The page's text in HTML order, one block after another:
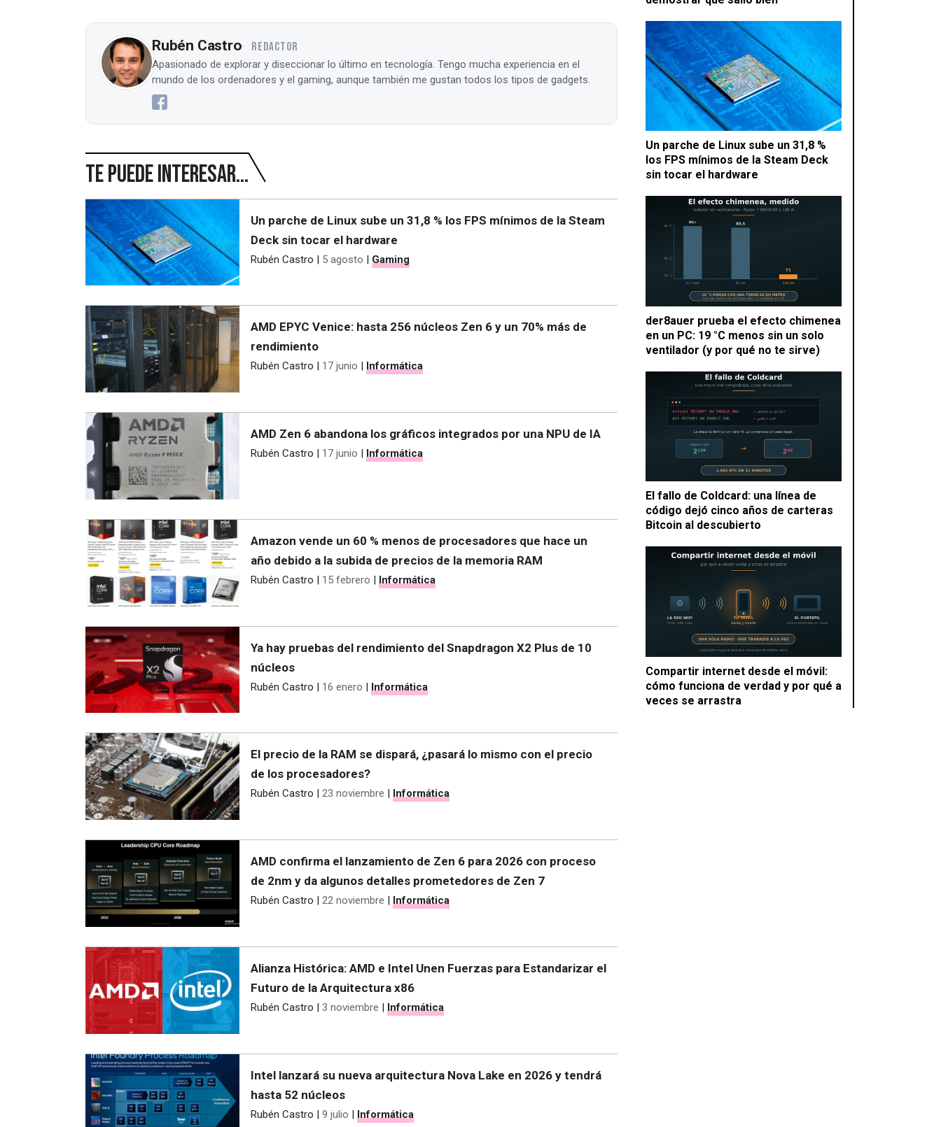
Un parche de Linux sube un 31,8 %
los FPS mínimos de la Steam Deck
sin tocar el hardware
der8auer prueba el efecto chimenea
en un PC: 19 °C menos sin un solo
ventilador (y por qué no te sirve)
El fallo de Coldcard: una línea de
código dejó cinco años de carteras
Bitcoin al descubierto
Compartir internet desde el móvil:
cómo funciona de verdad y por qué a
veces se arrastra
Rubén Castro REDACTOR
Apasionado de explorar y diseccionar lo último en tecnología. Tengo mucha experiencia en el
mundo de los ordenadores y el gaming, aunque también me gustan todos los tipos de gadgets.
Te puede interesar...
Un parche de Linux sube un 31,8 % los FPS mínimos de la Steam
Deck sin tocar el hardware
Rubén Castro | 5 agosto | Gaming
AMD EPYC Venice: hasta 256 núcleos Zen 6 y un 70% más de
rendimiento
Rubén Castro 17 junio Informática
AMD Zen 6 abandona los gráficos integrados por una NPU de IA
Rubén Castro | 17 junio | Informática
Amazon vende un 60 % menos de procesadores que hace un
año debido a la subida de precios de la memoria RAM
Rubén Castro | 15 febrero | Informática
Ya hay pruebas del rendimiento del Snapdragon X2 Plus de 10
núcleos
Rubén Castro | 16 enero | Informática
El precio de la RAM se dispará, ¿pasará lo mismo con el precio
de los procesadores?
Rubén Castro 23 noviembre Informática
AMD confirma el lanzamiento de Zen 6 para 2026 con proceso
de 2nm y da algunos detalles prometedores de Zen 7
Rubén Castro | 22 noviembre | Informática
Alianza Histórica: AMD e Intel Unen Fuerzas para Estandarizar el
Futuro de la Arquitectura x86
Rubén Castro | 3 noviembre | Informática
Intel lanzará su nueva arquitectura Nova Lake en 2026 y tendrá
hasta 52 núcleos
Rubén Castro | 9 julio | Informática